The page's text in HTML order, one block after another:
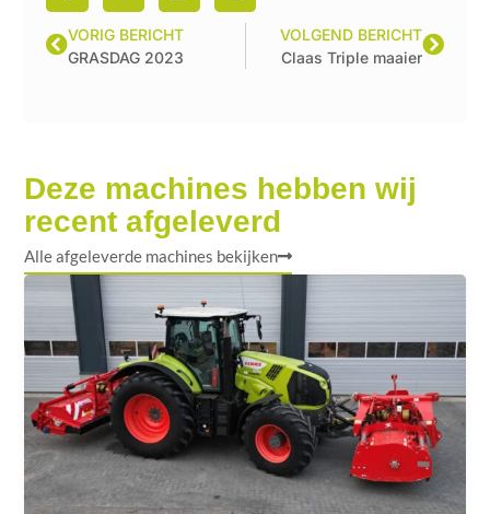
VORIG BERICHT
GRASDAG 2023
VOLGEND BERICHT
Claas Triple maaier
Deze machines hebben wij
recent afgeleverd
Alle afgeleverde machines bekijken